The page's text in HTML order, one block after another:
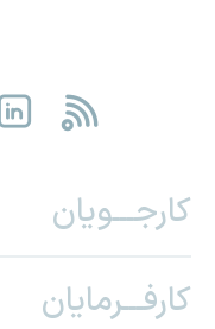
کارجـــویان
کارفـــرمایان